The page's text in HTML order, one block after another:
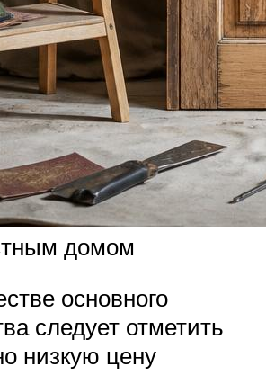
домом
основного
следует отметить
низкую цену